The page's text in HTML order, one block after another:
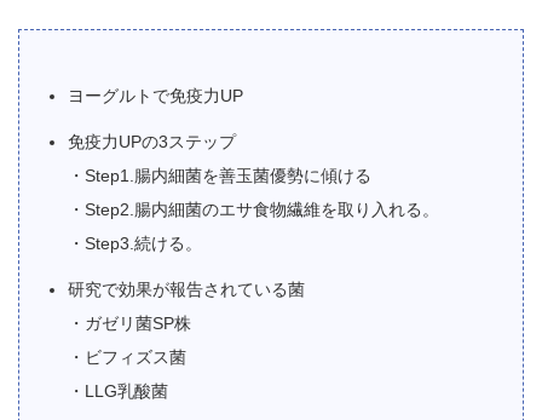
ヨーグルトで免疫力UP
免疫力UPの3ステップ
・Step1.腸内細菌を善玉菌優勢に傾ける
・Step2.腸内細菌のエサ食物繊維を取り入れる。
・Step3.続ける。
研究で効果が報告されている菌
・ガゼリ菌SP株
・ビフィズス菌
・LLG乳酸菌